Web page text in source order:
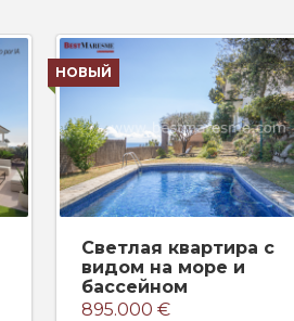
НОВЫЙ
Светлая квартира с
видом на море и
бассейном
895.000 €